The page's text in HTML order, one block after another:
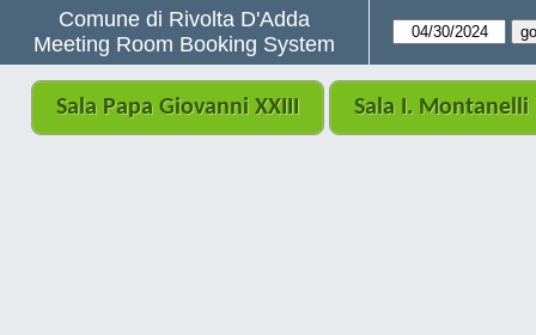
Comune di Rivolta D'Adda
Meeting Room Booking System
Sala Papa Giovanni XXIII Sala I. Montanelli